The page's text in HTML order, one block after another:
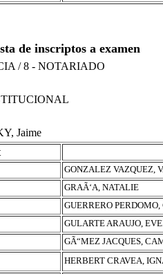
de inscriptos a examen
/ 8 - NOTARIADO
Jaime
GONZALEZ VAZQUEZ,
GRAÃ‘A, NATALIE
GUERRERO
GULARTE ARAUJO,
GÃ“MEZ JACQUES,
HERBERT CRAVEA,